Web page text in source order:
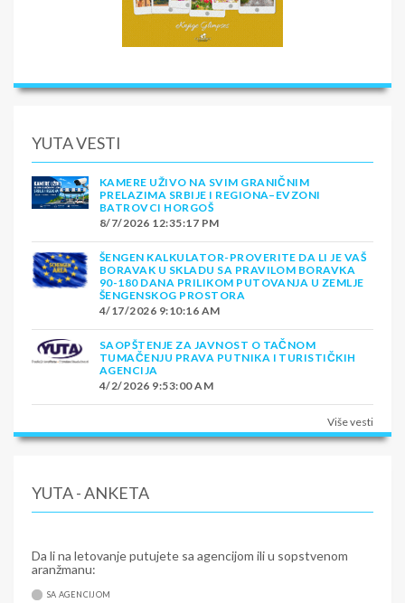
YUTA VESTI
KAMERE UŽIVO NA SVIM GRANIČNIM
PRELAZIMA SRBIJE I REGIONA–EVZONI
BATROVCI HORGOŠ
8/7/2026 12:35:17 PM
ŠENGEN KALKULATOR-PROVERITE DA LI JE VAŠ
BORAVAK U SKLADU SA PRAVILOM BORAVKA
90-180 DANA PRILIKOM PUTOVANJA U ZEMLJE
ŠENGENSKOG PROSTORA
4/17/2026 9:10:16 AM
SAOPŠTENJE ZA JAVNOST O TAČNOM
TUMAČENJU PRAVA PUTNIKA I TURISTIČKIH
AGENCIJA
4/2/2026 9:53:00 AM
Više vesti
YUTA - ANKETA
Da li na letovanje putujete sa agencijom ili u sopstvenom
aranžmanu:
SA AGENCIJOM